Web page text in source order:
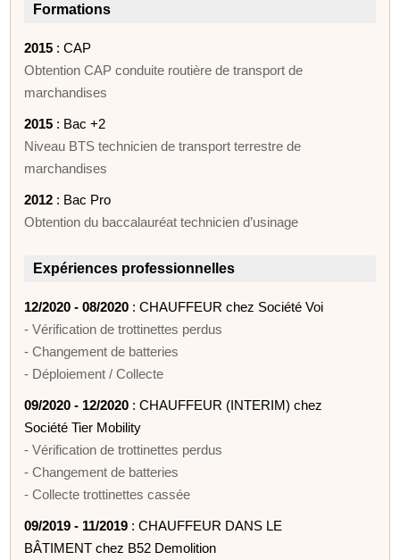
Formations
2015 : CAP
Obtention CAP conduite routière de transport de
marchandises
2015 : Bac +2
Niveau BTS technicien de transport terrestre de
marchandises
2012 : Bac Pro
Obtention du baccalauréat technicien d’usinage
Expériences professionnelles
12/2020 - 08/2020 : CHAUFFEUR chez Société Voi
- Vérification de trottinettes perdus
- Changement de batteries
- Déploiement / Collecte
09/2020 - 12/2020 : CHAUFFEUR (INTERIM) chez
Société Tier Mobility
- Vérification de trottinettes perdus
- Changement de batteries
- Collecte trottinettes cassée
09/2019 - 11/2019 : CHAUFFEUR DANS LE
BÂTIMENT chez B52 Demolition